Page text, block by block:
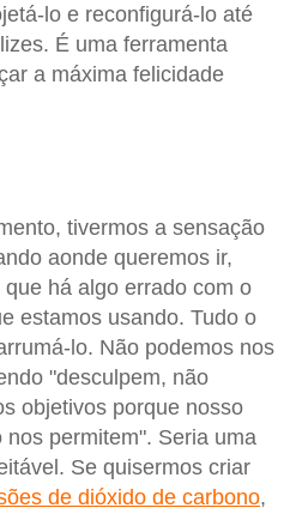
lo e reconfigurá-lo até
É uma ferramenta
a máxima felicidade
tivermos a sensação
aonde queremos ir,
há algo errado com o
estamos usando. Tudo o
lo. Não podemos nos
"desculpem, não
objetivos porque nosso
nos permitem". Seria uma
Se quisermos criar
de dióxido de carbono,